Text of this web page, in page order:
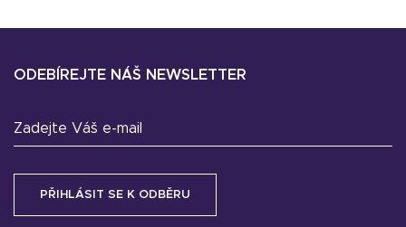
ODEBÍREJTE NÁŠ NEWSLETTER
Zadejte Váš e-mail